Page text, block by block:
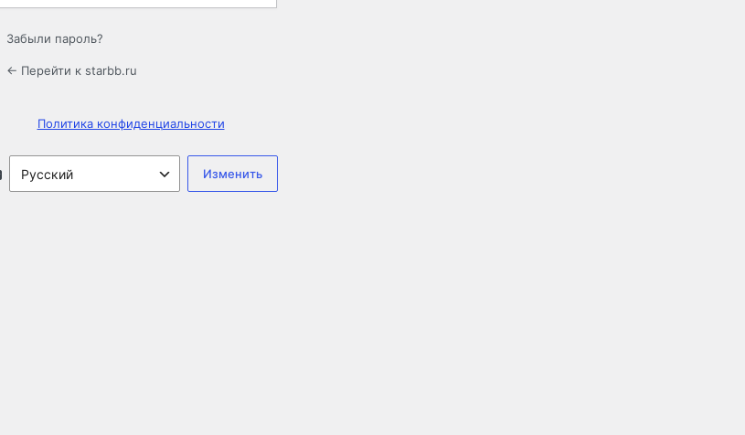
Забыли пароль?
← Перейти к starbb.ru
Политика конфиденциальности
Язык